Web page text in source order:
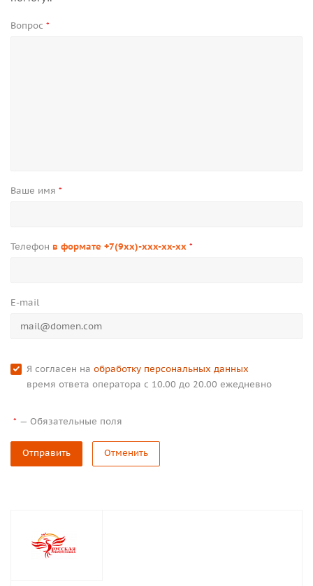
Вопрос *
Ваше имя *
Телефон в формате +7(9xx)-xxx-xx-xx *
E-mail
Я согласен на обработку персональных данных
время ответа оператора с 10.00 до 20.00 ежедневно
* — Обязательные поля
Отправить Отменить